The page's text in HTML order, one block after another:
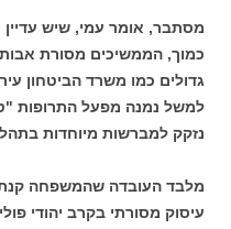
מסתבר, אומר עמי, שיש עדיין
כמוך, הממשיכים מסורת
גדולים כמו משרד הביטחון
למשל נמנה מפעל התרופות
נזקק למברשות מיוחדות
מלבד העובדה שהמשפחה
עיסוק מסורתי בקרב יהודי